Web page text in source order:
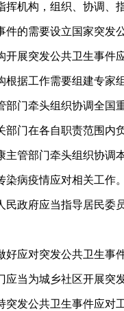
挥机构，组织、协调
需要设立国家突发
突发公共卫生事件
工作需要组建专家
门牵头组织协调全国
部门在各自职责范围内
部门牵头组织协调
染病疫情应对相关工
政府应当指导居民委
对突发公共卫生事
为城乡社区开展突
发公共卫生事件应对